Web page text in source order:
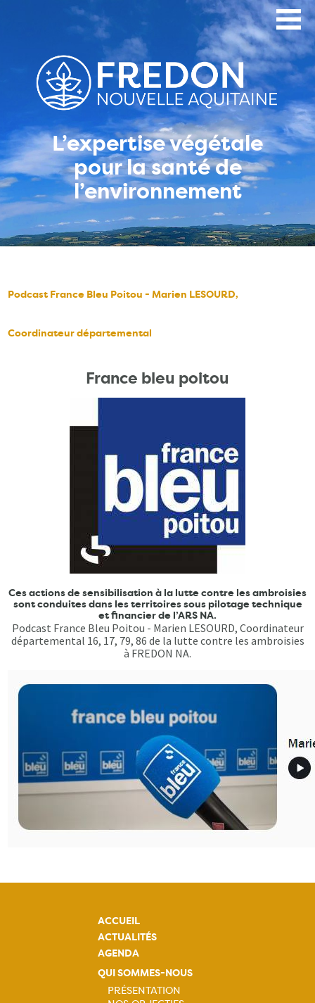
L’expertise végétale
pour la santé de
l’environnement
Podcast France Bleu Poitou - Marien LESOURD,
Coordinateur départemental
France bleu poitou
Ces actions de sensibilisation à la lutte contre les ambroisies
sont conduites dans les territoires sous pilotage technique
et financier de l’ARS NA.
Podcast France Bleu Poitou - Marien LESOURD, Coordinateur
départemental 16, 17, 79, 86 de la lutte contre les ambroisies
à FREDON NA.
ACCUEIL
ACTUALITÉS
AGENDA
QUI SOMMES-NOUS
PRÉSENTATION